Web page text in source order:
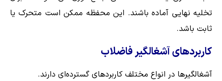
تخلیه نهایی آماده باشند. این محفظه ممکن است متحرک یا
ثابت باشد.
کاربردهای آشغالگیر فاضلاب
آشغالگیرها در انواع مختلف کاربردهای گسترده‌ای دارند.